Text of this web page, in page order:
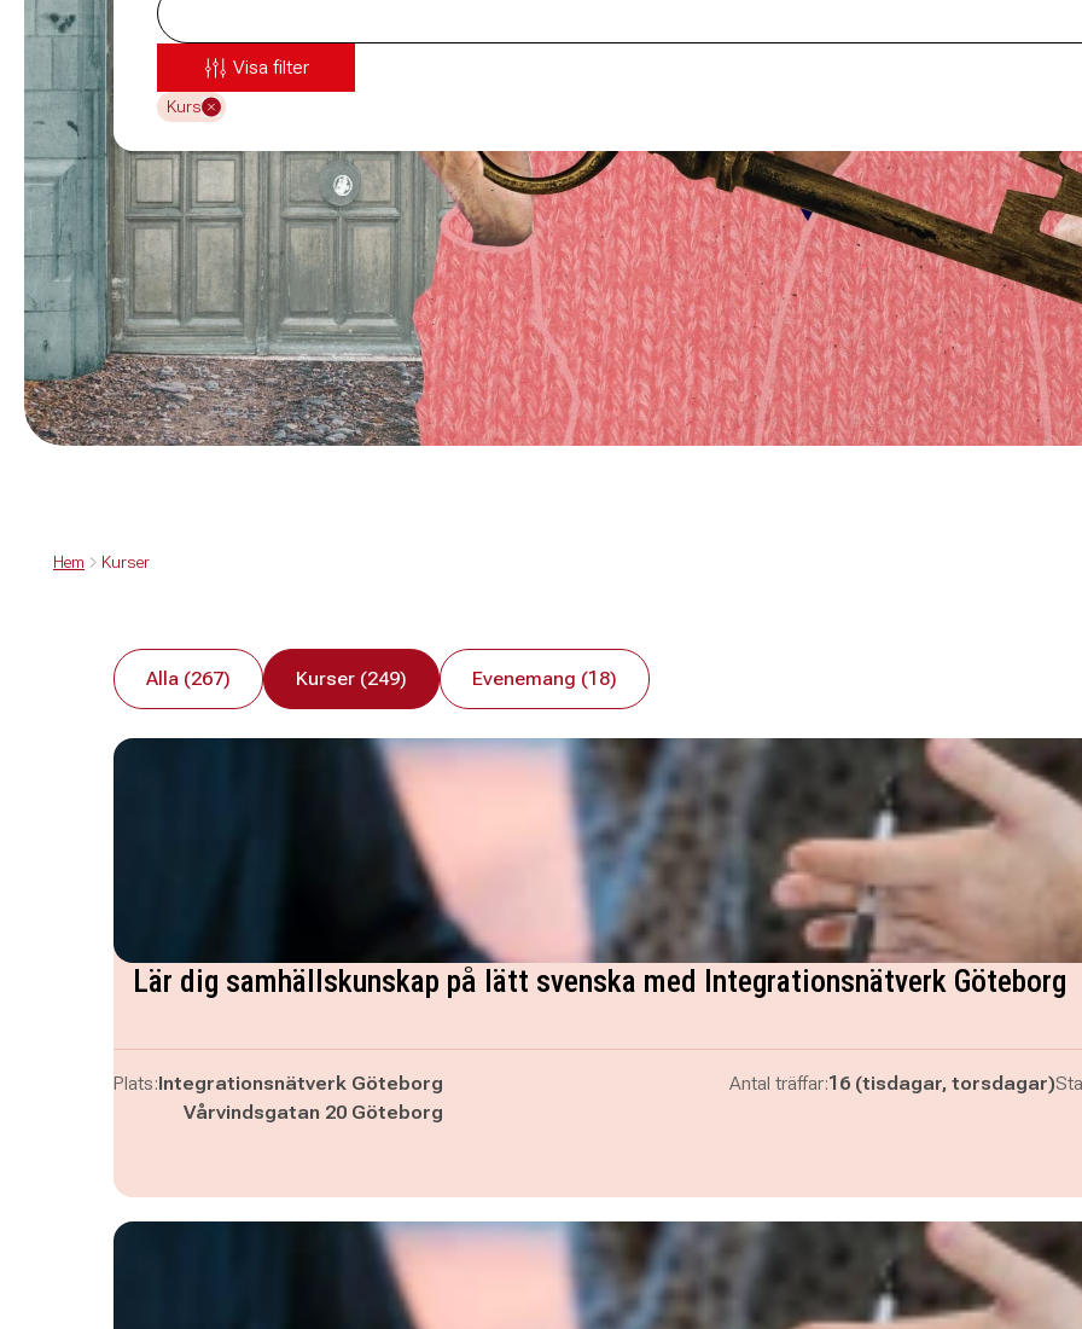
Visa filter
Kurs
Hem Kurser
Alla (267) Kurser (249) Evenemang (18)
Lär dig samhällskunskap på lätt svenska med Integrationsnätverk Göteborg
Plats:Integrationsnätverk Göteborg
Vårvindsgatan 20 Göteborg
Antal träffar:16 (tisdagar, torsdagar)